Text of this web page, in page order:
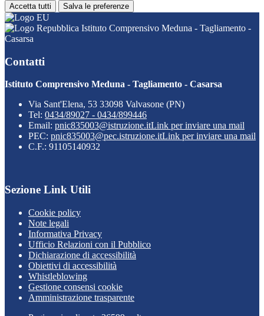
Accetta tutti Salva le preferenze
Istituto Comprensivo Meduna - Tagliamento -
Casarsa
Contatti
Istituto Comprensivo Meduna - Tagliamento - Casarsa
Via Sant'Elena, 53 33098 Valvasone (PN)
Tel: 0434/89027 - 0434/899446
Email: pnic835003@istruzione.itLink per inviare una mail
PEC: pnic835003@pec.istruzione.itLink per inviare una mail
C.F.: 91105140932
Sezione Link Utili
Cookie policy
Note legali
Informativa Privacy
Ufficio Relazioni con il Pubblico
Dichiarazione di accessibilità
Obiettivi di accessibilità
Whistleblowing
Gestione consensi cookie
Amministrazione trasparente